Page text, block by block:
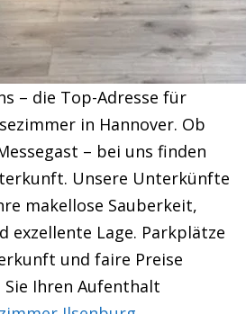
– die Top-Adresse für
in Hannover. Ob
– bei uns finden
Unsere Unterkünfte
makellose Sauberkeit,
exzellente Lage. Parkplätze
und faire Preise
Ihren Aufenthalt